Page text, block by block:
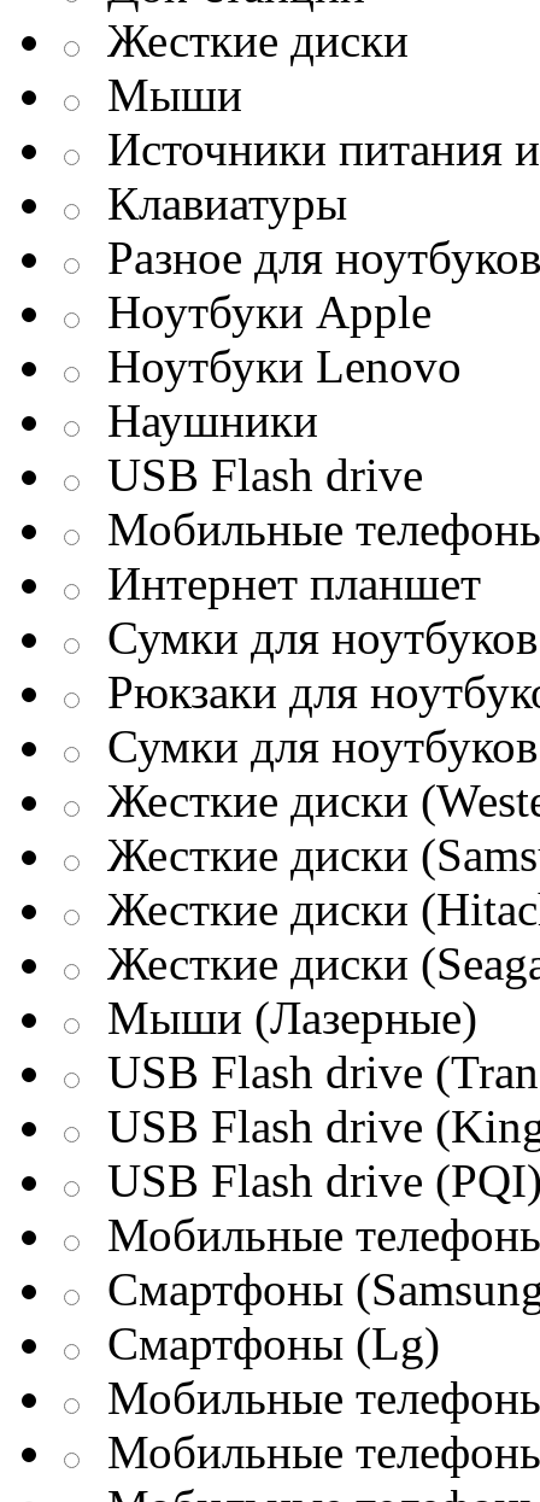
Жесткие диски
Мыши
Источники питания
Клавиатуры
Разное для ноутбуков
Ноутбуки Apple
Ноутбуки Lenovo
Наушники
USB Flash drive
Мобильные
Интернет планшет
Сумки для
Рюкзаки для
Сумки для
Жесткие диски
Жесткие диски
Жесткие диски
Жесткие диски
Мыши (Лазерные)
USB Flash drive
USB Flash drive
USB Flash drive
Мобильные
Смартфоны
Смартфоны (Lg)
Мобильные
Мобильные